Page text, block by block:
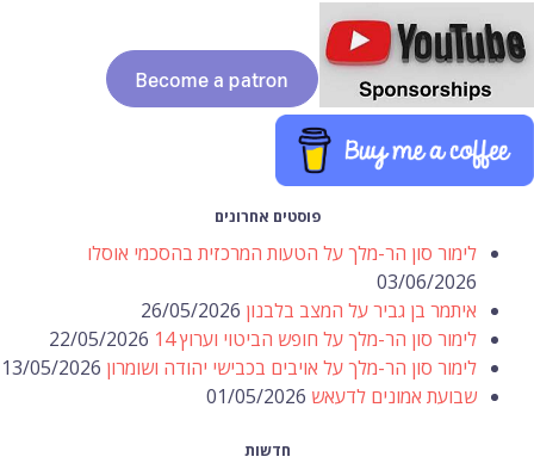
פוסטים אחרונים
לימור סון הר-מלך על הטעות המרכזית בהסכמי אוסלו
03/06/2026
איתמר בן גביר על המצב בלבנון 26/05/2026
לימור סון הר-מלך על חופש הביטוי וערוץ 14
22/05/2026
לימור סון הר-מלך על אויבים בכבישי יהודה ושומרון 13/05/2026
שבועת אמונים לדעאש 01/05/2026
חדשות